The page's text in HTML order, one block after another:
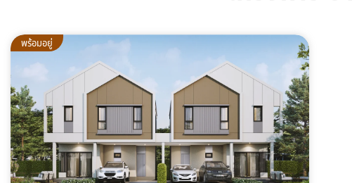
พร้อมอยู่